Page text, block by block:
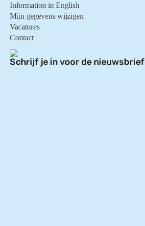
Information in English
Mijn gegevens wijzigen
Vacatures
Contact
Schrijf je in voor de nieuwsbrief